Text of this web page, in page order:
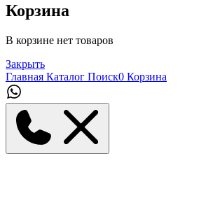
Корзина
В корзине нет товаров
Закрыть
Главная Каталог Поиск0 Корзина